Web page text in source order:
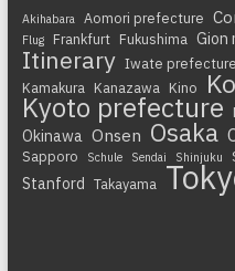
Akihabara Aomori prefecture
Flug Frankfurt Fukushima Gion
Itinerary Iwate prefecture
Kamakura
Kanazawa Kino
Kyoto prefecture
Okinawa Onsen Osaka
Sapporo Schule Sendai Shinjuku
Stanford Takayama